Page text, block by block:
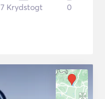
7 Krydstogt 0